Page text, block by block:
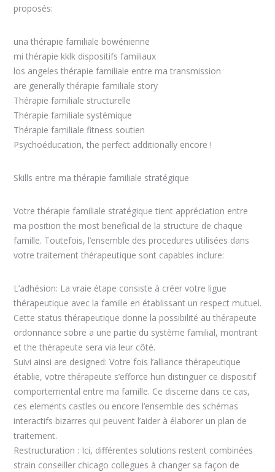
proposés:
una thérapie familiale bowénienne
mi thérapie kklk dispositifs familiaux
los angeles thérapie familiale entre ma transmission
are generally thérapie familiale story
Thérapie familiale structurelle
Thérapie familiale systémique
Thérapie familiale fitness soutien
Psychoéducation, the perfect additionally encore !
Skills entre ma thérapie familiale stratégique
Votre thérapie familiale stratégique tient appréciation entre
ma position the most beneficial de la structure de chaque
famille. Toutefois, l’ensemble des procedures utilisées dans
votre traitement thérapeutique sont capables inclure:
L’adhésion: La vraie étape consiste à créer votre ligue
thérapeutique avec la famille en établissant un respect mutuel.
Cette status thérapeutique donne la possibilité au thérapeute
ordonnance sobre a une partie du système familial, montrant
et the thérapeute sera via leur côté.
Suivi ainsi are designed: Votre fois l’alliance thérapeutique
établie, votre thérapeute s’efforce hun distinguer ce dispositif
comportemental entre ma famille. Ce discerne dans ce cas,
ces elements castles ou encore l’ensemble des schémas
interactifs bizarres qui peuvent l’aider à élaborer un plan de
traitement.
Restructuration : Ici, différentes solutions restent combinées
strain conseiller chicago collegues à changer sa façon de